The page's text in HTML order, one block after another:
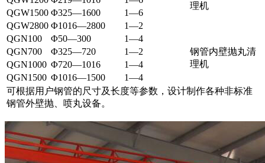
理机
QGW1500 Φ325—1600
1—6
QGW2800 Φ1016—2800
1—2
QGN100
Φ50—300
1—4
钢管内壁抛丸清
理机
QGN700 Φ325—720
1—2
QGN1000 Φ720—1016
1—4
QGN1500 Φ1016—1500
1—4
可根据用户钢管的尺寸及长度等参数，设计制作各种非标准
钢管外壁抛、喷丸设备。